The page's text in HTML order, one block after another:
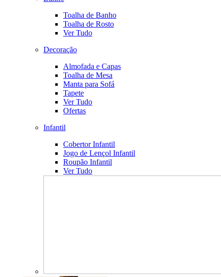
Toalha de Banho
Toalha de Rosto
Ver Tudo
Decoração
Almofada e Capas
Toalha de Mesa
Manta para Sofá
Tapete
Ver Tudo
Ofertas
Infantil
Cobertor Infantil
Jogo de Lençol Infantil
Roupão Infantil
Ver Tudo